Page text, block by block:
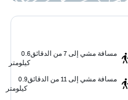
مسافة مشي إلى 7 من الدقائق
0.6
كيلومتر
مسافة مشي إلى 11 من الدقائق
0.9
كيلومتر